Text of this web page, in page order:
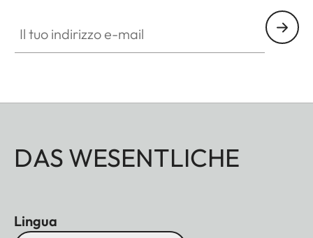
DAS WESENTLICHE
Lingua